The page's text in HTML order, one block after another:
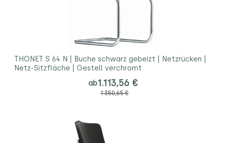
THONET S 64 N | Buche schwarz gebeizt | Netzrücken |
Netz-Sitzfläche | Gestell verchromt
ab1.113,56 €
1.350,65 €